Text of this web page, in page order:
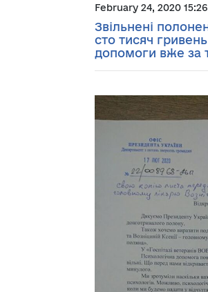
February 24, 2020 15:26
Звільнені
сто тисяч
допомоги вже за